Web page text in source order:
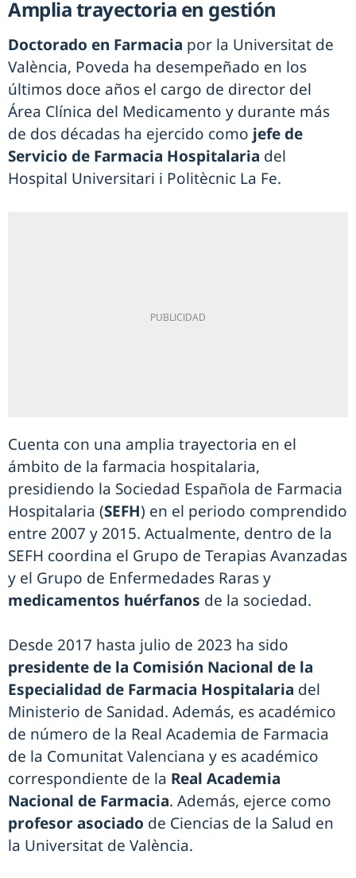
Amplia trayectoria en gestión
Doctorado en Farmacia por la Universitat de
València, Poveda ha desempeñado en los
últimos doce años el cargo de director del
Área Clínica del Medicamento y durante más
de dos décadas ha ejercido como jefe de
Servicio de Farmacia Hospitalaria del
Hospital Universitari i Politècnic La Fe.
Cuenta con una amplia trayectoria en el
ámbito de la farmacia hospitalaria,
presidiendo la Sociedad Española de Farmacia
Hospitalaria (SEFH) en el periodo comprendido
entre 2007 y 2015. Actualmente, dentro de la
SEFH coordina el Grupo de Terapias Avanzadas
y el Grupo de Enfermedades Raras y
medicamentos huérfanos de la sociedad.
Desde 2017 hasta julio de 2023 ha sido
presidente de la Comisión Nacional de la
Especialidad de Farmacia Hospitalaria del
Ministerio de Sanidad. Además, es académico
de número de la Real Academia de Farmacia
de la Comunitat Valenciana y es académico
correspondiente de la Real Academia
Nacional de Farmacia. Además, ejerce como
profesor asociado de Ciencias de la Salud en
la Universitat de València.